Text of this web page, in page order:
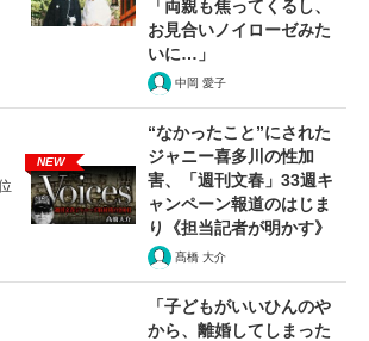
「両親も焦ってくるし、
お見合いノイローゼみた
いに…」
中岡 愛子
NEW
“なかったこと”にされた
ジャニー喜多川の性加
害、「週刊文春」33週キ
ャンペーン報道のはじま
り《担当記者が明かす》
髙橋 大介
「子どもがいいひんのや
から、離婚してしまった